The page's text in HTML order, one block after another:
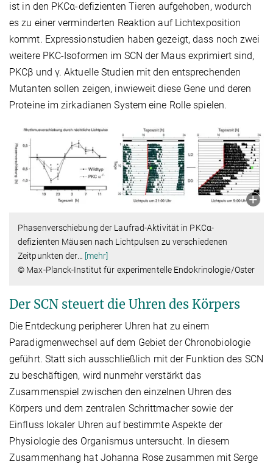
ist in den PKCα-defizienten Tieren aufgehoben, wodurch
es zu einer verminderten Reaktion auf Lichtexposition
kommt. Expressionstudien haben gezeigt, dass noch zwei
weitere PKC-Isoformen im SCN der Maus exprimiert sind,
PKCβ und γ. Aktuelle Studien mit den entsprechenden
Mutanten sollen zeigen, inwieweit diese Gene und deren
Proteine im zirkadianen System eine Rolle spielen.
Phasenverschiebung der Laufrad-Aktivität in PKCα-
defizienten Mäusen nach Lichtpulsen zu verschiedenen
Zeitpunkten der…
[mehr]
© Max-Planck-Institut für experimentelle Endokrinologie/Oster
Der SCN steuert die Uhren des Körpers
Die Entdeckung peripherer Uhren hat zu einem
Paradigmenwechsel auf dem Gebiet der Chronobiologie
geführt. Statt sich ausschließlich mit der Funktion des SCN
zu beschäftigen, wird nunmehr verstärkt das
Zusammenspiel zwischen den einzelnen Uhren des
Körpers und dem zentralen Schrittmacher sowie der
Einfluss lokaler Uhren auf bestimmte Aspekte der
Physiologie des Organismus untersucht. In diesem
Zusammenhang hat Johanna Rose zusammen mit Serge